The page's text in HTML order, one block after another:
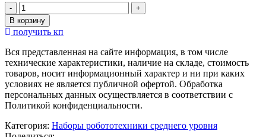
Количество
товара
Набор
для
проектной
деятельности
по
робототехнике
"РОБОТРЕК
ТРЕКДУИНО"
В корзину
получить кп
Вся представленная на сайте информация, в том числе
технические характеристики, наличие на складе, стоимость
товаров, носит информационный характер и ни при каких
условиях не является публичной офертой. Обработка
персональных данных осуществляется в соответствии с
Политикой конфиденциальности.
Категория: Наборы робототехники среднего уровня